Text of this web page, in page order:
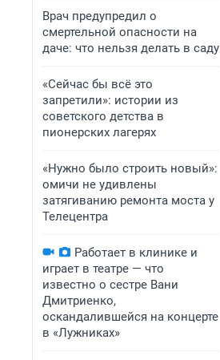
Врач предупредил о
смертельной опасности на
даче: что нельзя делать в саду
«Сейчас бы всё это
запретили»: истории из
советского детства в
пионерских лагерях
«Нужно было строить новый»:
омичи не удивлены
затягиванию ремонта моста у
Телецентра
Работает в клинике и
играет в театре — что
известно о сестре Вани
Дмитриенко,
оскандалившейся на концерте
в «Лужниках»